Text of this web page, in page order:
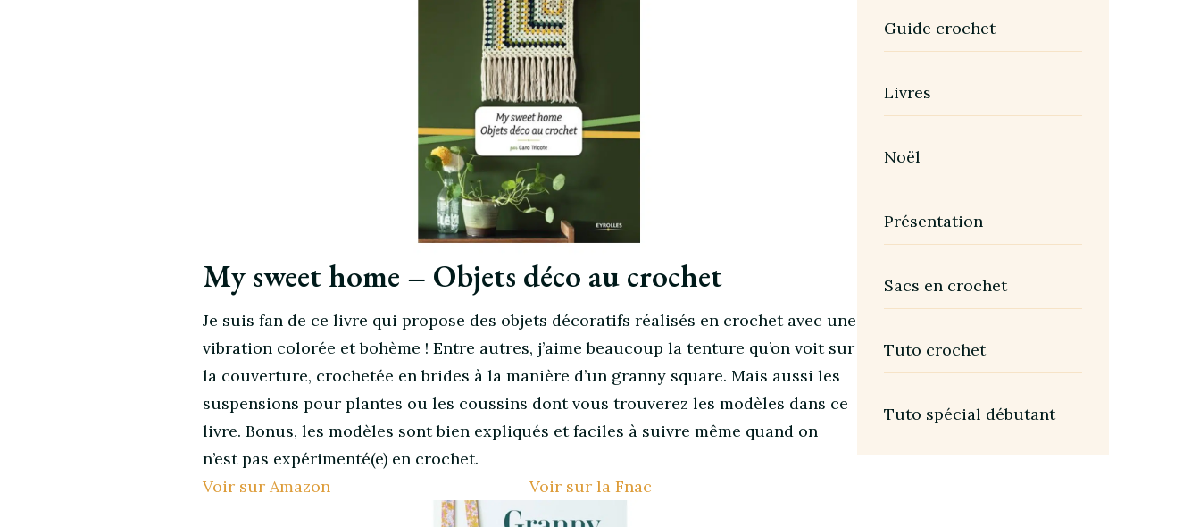
My sweet home – Objets déco au crochet
Je suis fan de ce livre qui propose des objets décoratifs réalisés en crochet avec une
vibration colorée et bohème ! Entre autres, j’aime beaucoup la tenture qu’on voit sur
la couverture, crochetée en brides à la manière d’un granny square. Mais aussi les
suspensions pour plantes ou les coussins dont vous trouverez les modèles dans ce
livre. Bonus, les modèles sont bien expliqués et faciles à suivre même quand on
n’est pas expérimenté(e) en crochet.
Voir sur Amazon
Voir sur la Fnac
Guide crochet
Livres
Noël
Présentation
Sacs en crochet
Tuto crochet
Tuto spécial débutant